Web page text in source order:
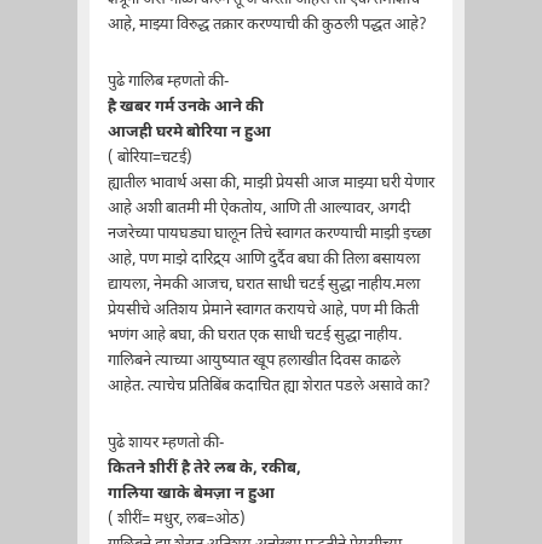
आहे, माझ्या विरुद्ध तक्रार करण्याची की कुठली पद्धत आहे?
पुढे गालिब म्हणतो की-
है खबर गर्म उनके आने की
आजही घरमे बोरिया न हुआ
( बोरिया=चटई)
ह्यातील भावार्थ असा की, माझी प्रेयसी आज माझ्या घरी येणार
आहे अशी बातमी मी ऐकतोय, आणि ती आल्यावर, अगदी
नजरेच्या पायघड्या घालून तिचे स्वागत करण्याची माझी इच्छा
आहे, पण माझे दारिद्र्य आणि दुर्दैव बघा की तिला बसायला
द्यायला, नेमकी आजच, घरात साधी चटई सुद्धा नाहीय.मला
प्रेयसीचे अतिशय प्रेमाने स्वागत करायचे आहे, पण मी किती
भणंग आहे बघा, की घरात एक साधी चटई सुद्धा नाहीय.
गालिबने त्याच्या आयुष्यात खूप हलाखीत दिवस काढले
आहेत. त्याचेच प्रतिबिंब कदाचित ह्या शेरात पडले असावे का?
पुढे शायर म्हणतो की-
कितने शीरीं है तेरे लब के, रकीब,
गालिया खाके बेमज़ा न हुआ
( शीरीं= मधुर, लब=ओठ)